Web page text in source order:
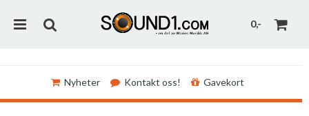
0,-
Nyheter Kontakt oss! Gavekort